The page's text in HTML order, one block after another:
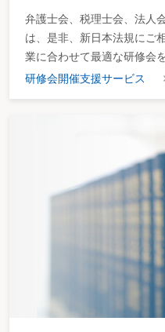
弁護士会、税理士会、法人
は、是非、新日本法規にご
業に合わせて最適な研修会
研修会開催支援サービス